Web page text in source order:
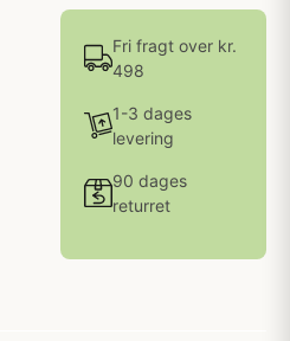
Fri fragt over kr.
498
1-3 dages
levering
90 dages
returret